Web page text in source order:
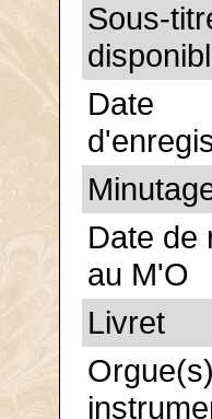
Sous-
Date
Date de
au M'O
Livret